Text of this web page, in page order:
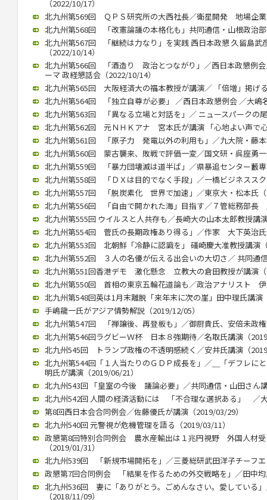
（2022/10/17）
北九州第569回 ＱＰＳ研究所の大西社長／衛星開発 地場企
北九州第568回 「改憲論議の本格化も」共同通信・山根政治
北九州第567回 「継続は力なり」を実践 西日本政懇 久留島
（2022/10/14）
北九州第566回 「酒造り 政治とつながり」／西日本政懇例会
ーマ 政経懇話会（2022/10/14）
北九州第565回 大阪経済大の福本教授が講演／ 「倍増」掲
北九州第564回 「独立自尊が必要」 ／西日本政懇例会 ／大嶋
北九州第563回 「異なる立場と対話を」／ ニュースパークの
北九州第562回 元ＮＨＫアナ 宮本氏が講演 「心地よい声で
北九州第561回 「原子力 発電以外の利用も」／九大院・藤
北九州第560回 蒙古襲来、敗戦で評価一変／国文研・呉座勇
北九州第559回 「暴力団壊滅は道半ば」／県暴追センター藪
北九州第558回 「ＤＸは目的でなく手段」／一橋ビジネスス
北九州第557回 「脱炭素化 世界で加速」／東京大・松本氏
北九州第556回 「自由で開かれた海」目指す／７管総務部長
北九州第555回 ウイルスと人共存も／長崎大の山本太郎教授講
北九州第554回 菅氏の長期政権あり得る」／作家 大下英治
北九州第553回 北朝鮮「冷静に認識を」 礒崎慶大准教授講演
北九州第552回 ３人の名優が伝える出会いの大切さ／ 共同通
北九州第551回香港デモ 激化懸念 立教大の倉田教授が講演
北九州第550回 首相の東京五輪花道論も／政治アナリスト
北九州第548回英は1月末離脱「来年末に次の崖」田中理氏講演
手嶋龍一氏がアジア情勢解説（2019/12/05）
北九州第547回 「禅譲後、再登板も」／御厨貴氏、安倍未政
北九州第546回ラグビーＷ杯 日本８強期待／名取氏講演（
北九州545回 トランプ政権の不透明感続く／安井氏講演（
北九州第544回「１人当たりのＧＤＰ成長を」／＿「デフレに
明氏が講演（2019/06/21）
北九州543回 「皇室の今後 議論必要」／共同通信・山田さん
北九州542回 人間の経済活動には 「不合理な選択ある」 ／
第8回西日本会合同例会／佐藤優氏が講演（2019/03/29）
北九州540回 元警視が危機管理を語る（2019/03/11）
政懇第8回特別合同例会 農水産輸出は１兆円視野 外国人材受
（2019/01/31）
北九州539回 「新規市場開拓を」／三菱総研武田洋子チーフ
政懇第7回合同例会 「結果を作るための外交戦略を」／田中
北九州536回 妻に「ありがとう。ごめんなさい。愛している
（2018/11/09）